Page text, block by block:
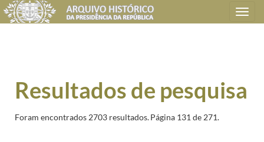
Toggle
navigation
Resultados de pesquisa
Foram encontrados 2703 resultados.Página 131 de 271.